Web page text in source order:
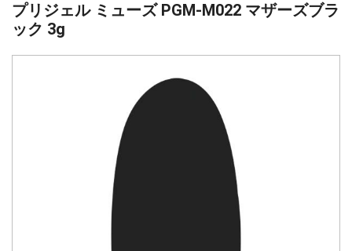
プリジェル ミューズ PGM-M022 マザーズブラ
ック 3g